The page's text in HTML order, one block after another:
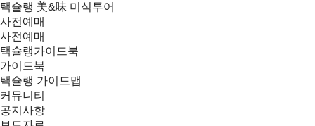
택슐랭 美&味 미식투어
사전예매
사전예매
택슐랭가이드북
가이드북
택슐랭 가이드맵
커뮤니티
공지사항